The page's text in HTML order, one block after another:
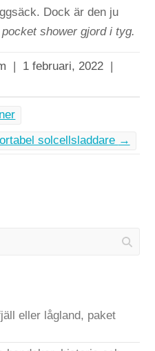
Dock är den ju
pocket shower gjord i tyg.
| 1 februari, 2022 |
solcellsladdare →
eller lågland, paket